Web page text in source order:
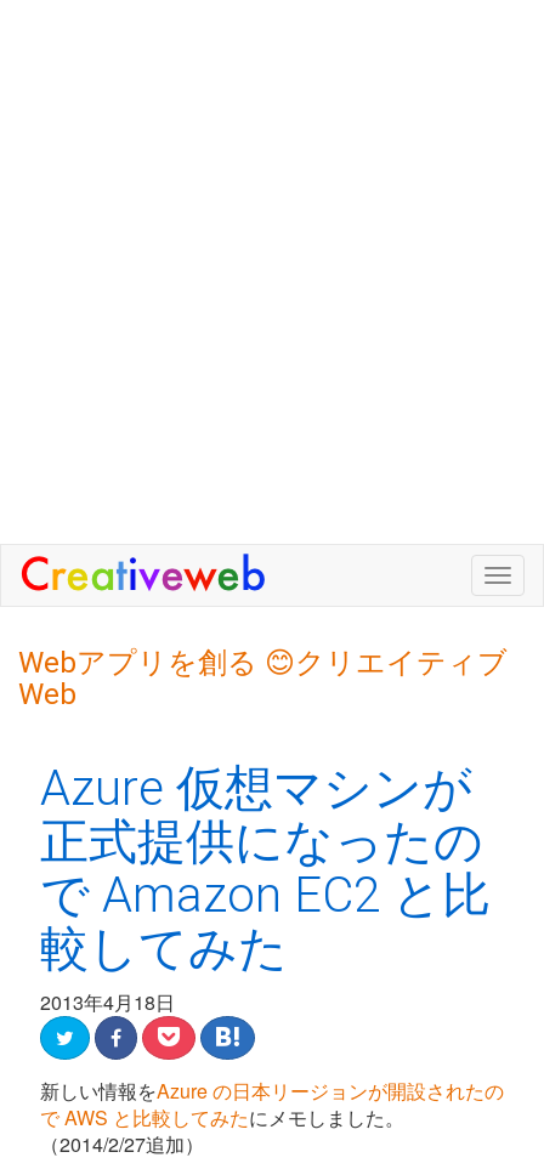
Webアプリを創る 😊クリエイティブ
Web
Azure 仮想マシンが
正式提供になったの
で Amazon EC2 と比
較してみた
2013年4月18日
新しい情報をAzure の日本リージョンが開設されたの
で AWS と比較してみたにメモしました。
（2014/2/27追加）